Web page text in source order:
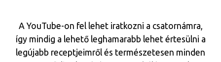
A YouTube-on fel lehet iratkozni a csatornámra,
így mindig a lehető leghamarabb lehet értesülni a
legújabb receptjeimről és természetesen minden